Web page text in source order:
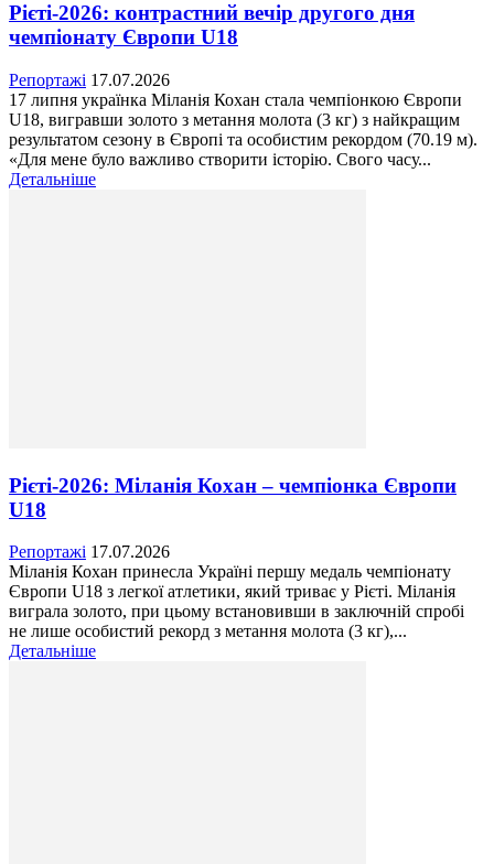
Рієті-2026: контрастний вечір другого дня
чемпіонату Європи U18
Репортажі 17.07.2026
17 липня українка Міланія Кохан стала чемпіонкою Європи
U18, вигравши золото з метання молота (3 кг) з найкращим
результатом сезону в Європі та особистим рекордом (70.19 м).
«Для мене було важливо створити історію. Свого часу...
Детальніше
Рієті-2026: Міланія Кохан – чемпіонка Європи
U18
Репортажі 17.07.2026
Міланія Кохан принесла Україні першу медаль чемпіонату
Європи U18 з легкої атлетики, який триває у Рієті. Міланія
виграла золото, при цьому встановивши в заключній спробі
не лише особистий рекорд з метання молота (3 кг),...
Детальніше